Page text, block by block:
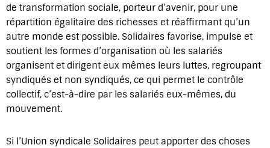
de transformation sociale, porteur d’avenir, pour une
répartition égalitaire des richesses et réaffirmant qu’un
autre monde est possible. Solidaires favorise, impulse et
soutient les formes d’organisation où les salariés
organisent et dirigent eux mêmes leurs luttes, regroupant
syndiqués et non syndiqués, ce qui permet le contrôle
collectif, c’est-à-dire par les salariés eux-mêmes, du
mouvement.
Si l’Union syndicale Solidaires peut apporter des choses